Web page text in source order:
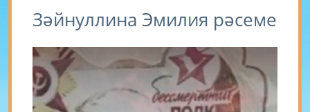
Зәйнуллина Эмилия рәсеме